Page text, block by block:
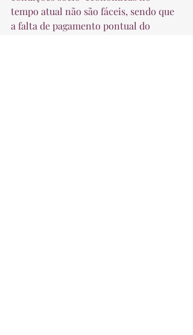
tempo atual não são fáceis, sendo que
a falta de pagamento pontual do